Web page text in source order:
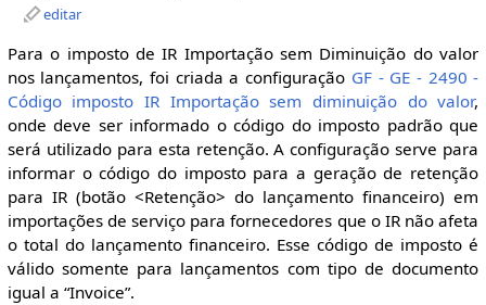
editar
Para o imposto de IR Importação sem Diminuição do valor
nos lançamentos, foi criada a configuração GF - GE - 2490 -
Código imposto IR Importação sem diminuição do valor,
onde deve ser informado o código do imposto padrão que
será utilizado para esta retenção. A configuração serve para
informar o código do imposto para a geração de retenção
para IR (botão <Retenção> do lançamento financeiro) em
importações de serviço para fornecedores que o IR não afeta
o total do lançamento financeiro. Esse código de imposto é
válido somente para lançamentos com tipo de documento
igual a “Invoice”.